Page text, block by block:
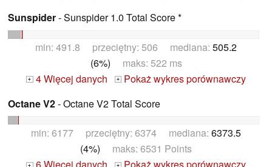
Sunspider- Sunspider 1.0 Total Score *
min: 491.8 przeciętny: 506 mediana: 505.2
(6%) maks: 522 ms
+ 4 Więcej danych +
Pokaż wykres porównawczy
Octane V2- Octane V2 Total Score
min: 6177 przeciętny: 6374 mediana: 6373.5
(4%) maks: 6531 Points
+ +